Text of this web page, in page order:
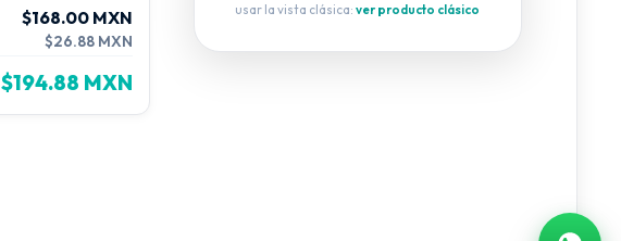
$168.00 MXN
$26.88 MXN
$194.88 MXN
usar la vista clásica:ver producto clásico